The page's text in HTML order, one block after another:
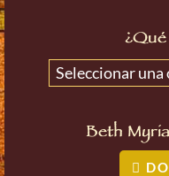
Seleccionar una
Beth